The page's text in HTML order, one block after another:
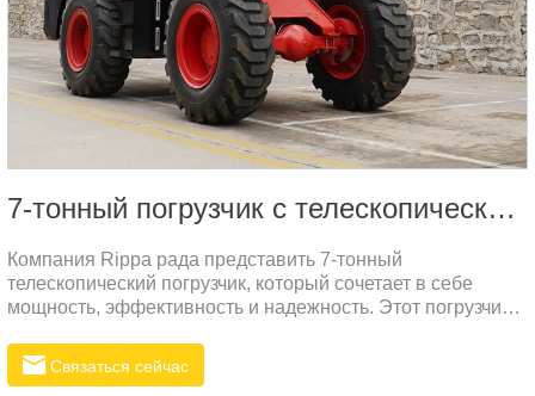
7-тонный погрузчик с телескопической стрелой
Компания Rippa рада представить 7-тонный
телескопический погрузчик, который сочетает в себе
мощность, эффективность и надежность. Этот погрузчик
различных условиях, от строительных площадок до
сельскохозяйственных угодий и логистических
Связаться сейчас